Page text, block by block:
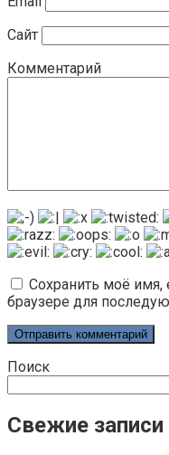
Сайт
Комментарий
Сохранить моё имя,
браузере для
Поиск
Свежие записи